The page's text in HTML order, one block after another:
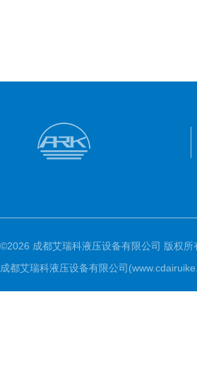
©2026 成都艾瑞科液压设备有限公司 版权所
成都艾瑞科液压设备有限公司